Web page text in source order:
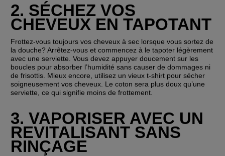
2. SÉCHEZ VOS
CHEVEUX EN TAPOTANT
Frottez-vous toujours vos cheveux à sec lorsque vous sortez de
la douche? Arrêtez-vous et commencez à le tapoter légèrement
avec une serviette. Vous devez appuyer doucement sur les
boucles pour absorber l’humidité sans causer de dommages ni
de frisottis. Mieux encore, utilisez un vieux t-shirt pour sécher
soigneusement vos cheveux. Le coton sera plus doux qu’une
serviette, ce qui signifie moins de frottement.
3. VAPORISER AVEC UN
REVITALISANT SANS
RINÇAGE